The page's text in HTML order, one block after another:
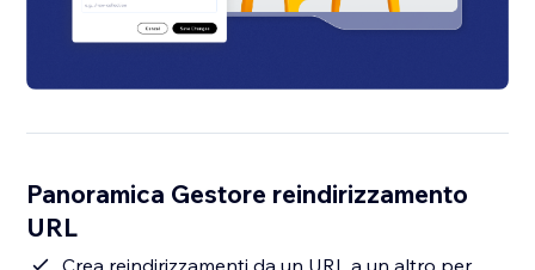
Panoramica Gestore reindirizzamento
URL